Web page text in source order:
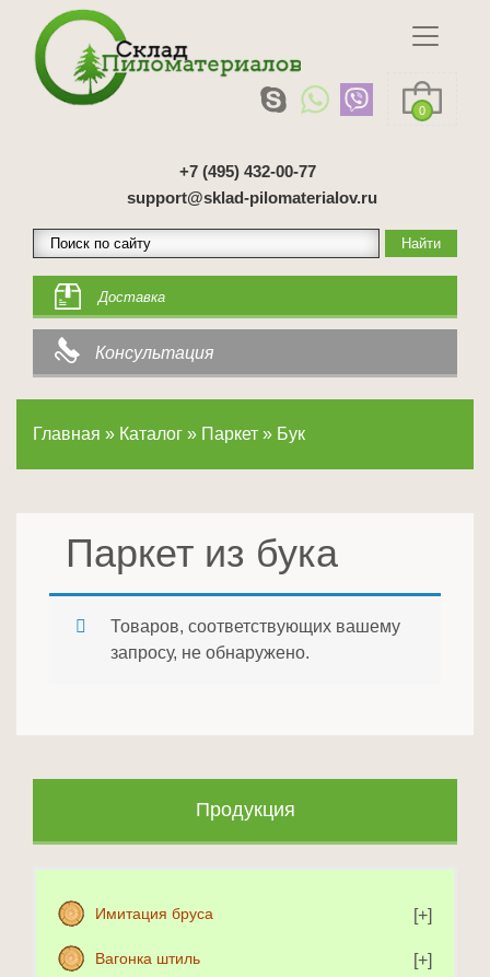
0
+7 (495) 432-00-77
support@sklad-pilomaterialov.ru
Доставка
Консультация
Главная » Каталог » Паркет » Бук
Продукция
Имитация бруса
Вагонка штиль
Паркет из бука
Товаров, соответствующих вашему
запросу, не обнаружено.